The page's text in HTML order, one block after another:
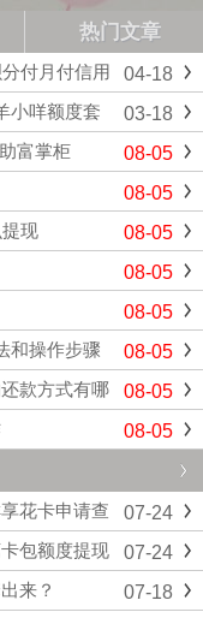
热门文章
04-18
付月付信用
03-18
小咩额度套
08-05
富掌柜
08-05
08-05
现
08-05
08-05
08-05
和操作步骤
08-05
款方式有哪
08-05
07-24
花卡申请查
07-24
包额度提现
07-18
来？